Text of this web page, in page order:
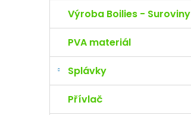
Výroba Boilies - Suroviny
PVA materiál
Splávky
Přívlač